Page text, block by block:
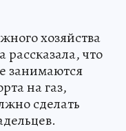
хозяйства
что
занимаются
на газ,
сделать